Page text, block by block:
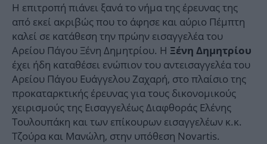
Η επιτροπή πιάνει ξανά το νήμα της έρευνας της
από εκεί ακριβώς που το άφησε και αύριο Πέμπτη
καλεί σε κατάθεση την πρώην εισαγγελέα του
Αρείου Πάγου Ξένη Δημητρίου. Η Ξένη Δημητρίου
έχει ήδη καταθέσει ενώπιον του αντεισαγγελέα του
Αρείου Πάγου Ευάγγελου Ζαχαρή, στο πλαίσιο της
προκαταρκτικής έρευνας για τους δικονομικούς
χειρισμούς της Εισαγγελέως Διαφθοράς Ελένης
Τουλουπάκη και των επίκουρων εισαγγελέων κ.κ.
Τζούρα και Μανώλη, στην υπόθεση Novartis.